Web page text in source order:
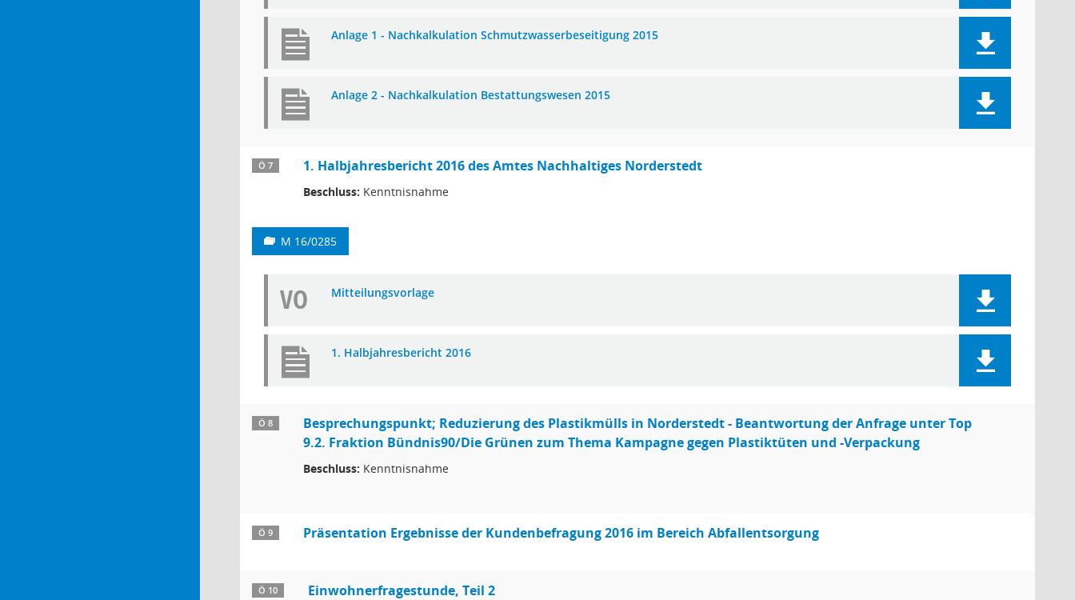
Anlage 1 - Nachkalkulation Schmutzwasserbeseitigung 2015
Anlage 2 - Nachkalkulation Bestattungswesen 2015
Ö 7 1. Halbjahresbericht 2016 des Amtes Nachhaltiges Norderstedt
Beschluss: Kenntnisnahme
M 16/0285
VO Mitteilungsvorlage
1. Halbjahresbericht 2016
Ö 8
Besprechungspunkt; Reduzierung des Plastikmülls in Norderstedt - Beantwortung der Anfrage unter Top
9.2. Fraktion Bündnis90/Die Grünen zum Thema Kampagne gegen Plastiktüten und -Verpackung
Beschluss: Kenntnisnahme
Ö 9 Präsentation Ergebnisse der Kundenbefragung 2016 im Bereich Abfallentsorgung
Ö 10 Einwohnerfragestunde, Teil 2